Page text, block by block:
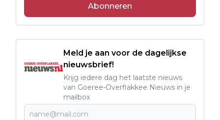
Abonneren
Meld je aan voor de dagelijkse
nieuwsbrief!
Krijg iedere dag het laatste nieuws
van Goeree-Overflakkee Nieuws in je
mailbox